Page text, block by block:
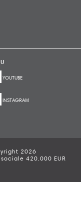
YOUTUBE
INSTAGRAM
2026
420.000 EUR